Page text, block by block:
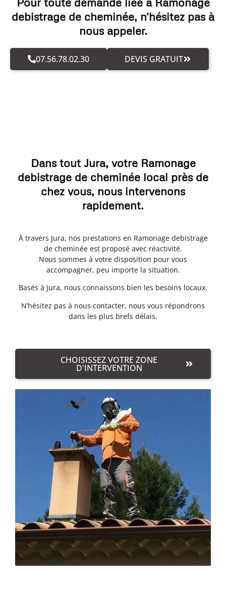
debistrage de cheminée, n'hésitez pas à
nous appeler.
07.56.78.02.30 DEVIS GRATUIT
Dans tout Jura, votre Ramonage
debistrage de cheminée local près de
chez vous, nous intervenons
rapidement.
À travers Jura, nos prestations en Ramonage debistrage
de cheminée est proposé avec réactivité.
Nous sommes à votre disposition pour vous
accompagner, peu importe la situation.
Basés à Jura, nous connaissons bien les besoins locaux.
N’hésitez pas à nous contacter, nous vous répondrons
dans les plus brefs délais.
CHOISISSEZ VOTRE ZONE
D'INTERVENTION